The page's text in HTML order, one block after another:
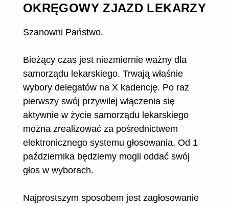
OKRĘGOWY ZJAZD LEKARZY
Szanowni Państwo.
Bieżący czas jest niezmiernie ważny dla
samorządu lekarskiego. Trwają właśnie
wybory delegatów na X kadencję. Po raz
pierwszy swój przywilej włączenia się
aktywnie w życie samorządu lekarskiego
można zrealizować za pośrednictwem
elektronicznego systemu głosowania. Od 1
października będziemy mogli oddać swój
głos w wyborach.
Najprostszym sposobem jest zagłosowanie